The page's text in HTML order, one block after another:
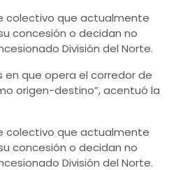
colectivo que actualmente
concesión o decidan no
División del Norte.
en que opera el corredor de
origen-destino”, acentuó la
colectivo que actualmente
concesión o decidan no
División del Norte.